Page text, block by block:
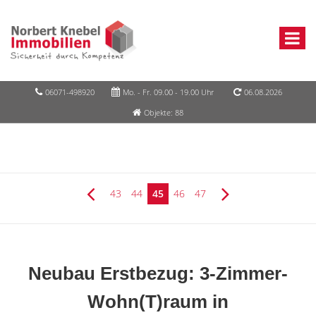
06071-498920 Mo. - Fr. 09.00 - 19.00 Uhr
06.08.2026
Objekte: 88
43 44 45 46 47
Neubau Erstbezug: 3-Zimmer-
Wohn(T)raum in